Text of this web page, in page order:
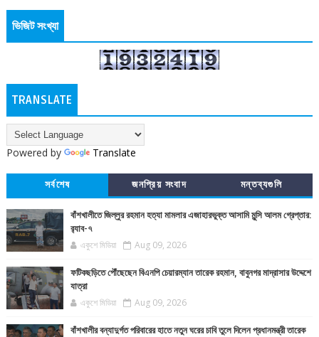
ভিজিট সংখ্যা
TRANSLATE
Powered by Translate
সর্বশেষ জনপ্রিয় সংবাদ মন্তব্যগুলি
বাঁশখালীতে জিল্লুর রহমান হত্যা মামলার এজাহারভুক্ত আসামি মুন্সি আলম গ্রেপ্তার:
র‍্যাব-৭
একুশে মিডিয়া Aug 09, 2026
ফটিকছড়িতে পৌঁছেছেন বিএনপি চেয়ারম্যান তারেক রহমান, বাবুনগর মাদ্রাসার উদ্দেশে
যাত্রা
একুশে মিডিয়া Aug 09, 2026
বাঁশখালীর বন্যাদুর্গত পরিবারের হাতে নতুন ঘরের চাবি তুলে দিলেন প্রধানমন্ত্রী তারেক